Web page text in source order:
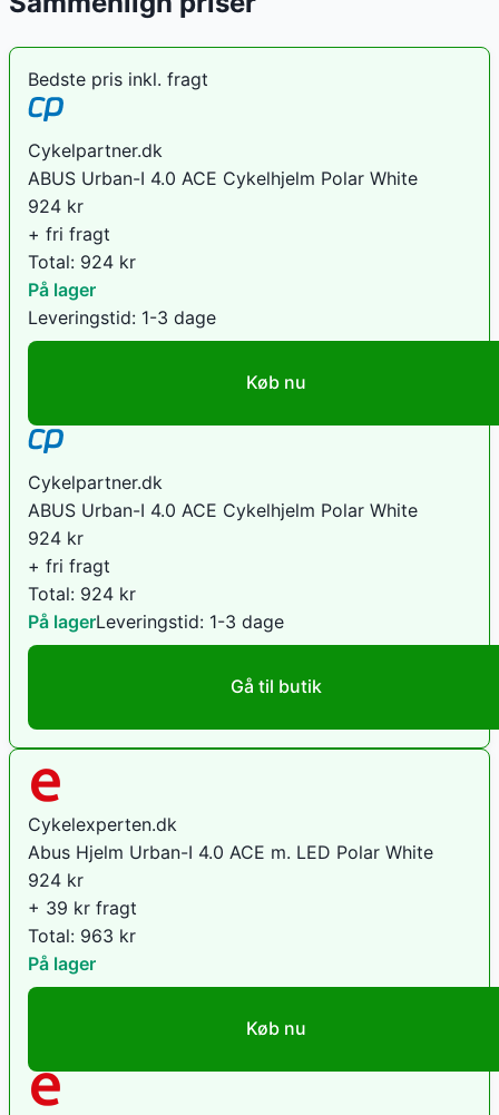
Bedste pris inkl. fragt
Cykelpartner.dk
ABUS Urban-I 4.0 ACE Cykelhjelm Polar White
924 kr
+ fri fragt
Total: 924 kr
På lager
Leveringstid: 1-3 dage
Køb nu
Cykelpartner.dk
ABUS Urban-I 4.0 ACE Cykelhjelm Polar White
924 kr
+ fri fragt
Total: 924 kr
På lagerLeveringstid: 1-3 dage
Gå til butik
Cykelexperten.dk
Abus Hjelm Urban-I 4.0 ACE m. LED Polar White
924 kr
+ 39 kr fragt
Total: 963 kr
På lager
Køb nu